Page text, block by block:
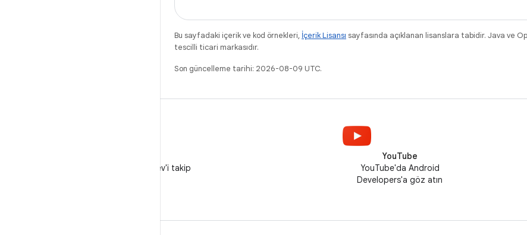
Bu sayfadaki içerik ve kod örnekleri, İçerik Lisansı sayfasında açıklanan lisanslara tabidir. Java ve
tescilli ticari markasıdır.
Son güncelleme tarihi: 2026-08-09 UTC.
X'te @AndroidDev'i takip
YouTube
YouTube'da Android
Developers'a göz atın